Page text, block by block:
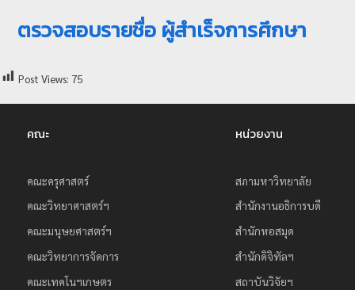
ย
ย
า
ภั
ฏ
เ
ชี
ย
ตรวจสอบรายชื่อ ผู้สำเร็จการศึกษา
Post Views: 75
คณะ
คณะครุศาสตร์
คณะวิทยาศาสตร์ฯ
คณะมนุษยศาสตร์ฯ
คณะวิทยาการจัดการ
คณะเทคโนฯเกษตร
หน่วยงาน
สภามหาวิทยาลัย
สำนักงานอธิการบดี
สำนักหอสมุด
สำนักดิจิทัลฯ
สถาบันวิจัยฯ